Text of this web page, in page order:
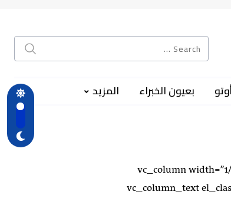
بعيون الخبراء المزيد
[vc_row][vc_column
responsive-sahm vc_col-xs-